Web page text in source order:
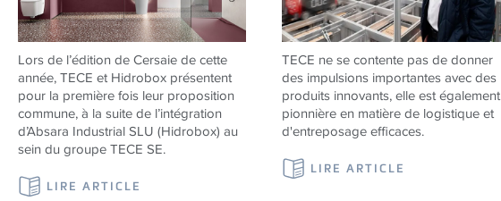
Lors de l’édition de Cersaie de cette
année, TECE et Hidrobox présentent
pour la première fois leur proposition
commune, à la suite de l’intégration
d’Absara Industrial SLU (Hidrobox) au
sein du groupe TECE SE.
LIRE ARTICLE
TECE ne se contente pas de donner
des impulsions importantes avec des
produits innovants, elle est également
pionnière en matière de logistique et
d'entreposage efficaces.
LIRE ARTICLE